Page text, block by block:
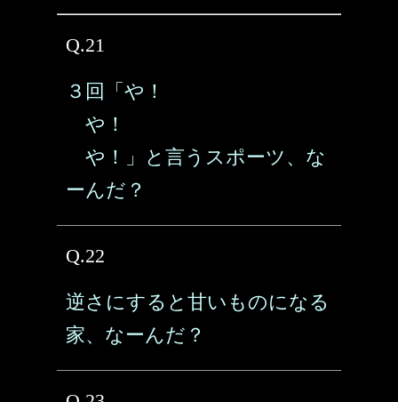
Q.21
３回「や！
や！
や！」と言うスポーツ、な
ーんだ？
Q.22
逆さにすると甘いものになる
家、なーんだ？